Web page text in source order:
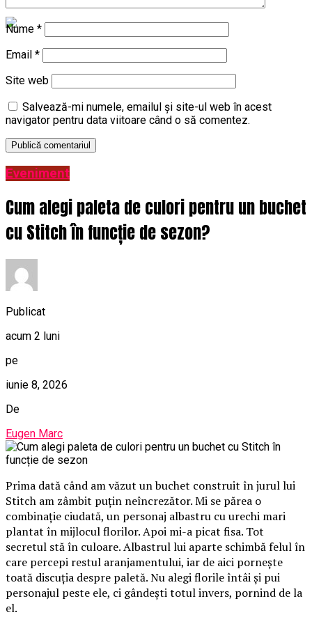
Nume *
Email *
Site web
Salvează-mi numele, emailul și site-ul web în acest
navigator pentru data viitoare când o să comentez.
Eveniment
Cum alegi paleta de culori pentru un buchet
cu Stitch în funcție de sezon?
Publicat
acum 2 luni
pe
iunie 8, 2026
De
Eugen Marc
Prima dată când am văzut un buchet construit în jurul lui
Stitch am zâmbit puțin neîncrezător. Mi se părea o
combinație ciudată, un personaj albastru cu urechi mari
plantat în mijlocul florilor. Apoi mi-a picat fisa. Tot
secretul stă în culoare. Albastrul lui aparte schimbă felul în
care percepi restul aranjamentului, iar de aici pornește
toată discuția despre paletă. Nu alegi florile întâi și pui
personajul peste ele, ci gândești totul invers, pornind de la
el.